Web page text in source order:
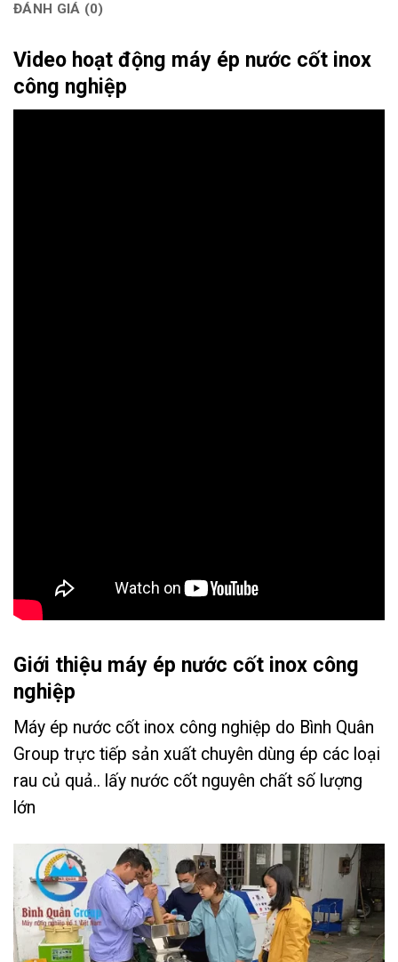
ĐÁNH GIÁ (0)
Video hoạt động máy ép nước cốt inox
công nghiệp
Giới thiệu máy ép nước cốt inox công
nghiệp
Máy ép nước cốt inox công nghiệp do Bình Quân
Group trực tiếp sản xuất chuyên dùng ép các loại
rau củ quả.. lấy nước cốt nguyên chất số lượng
lớn